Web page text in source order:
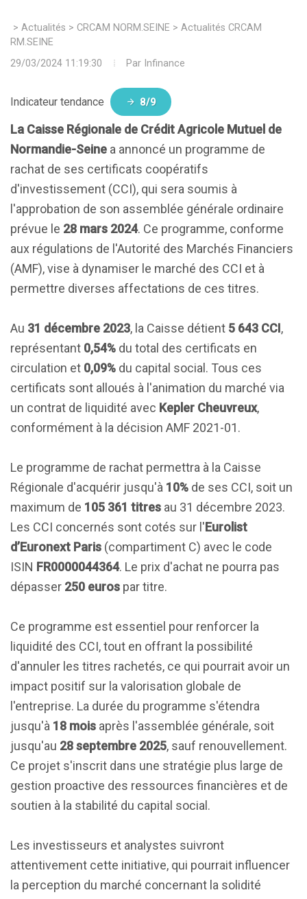
> Actualités > CRCAM NORM.SEINE > Actualités CRCAM
29/03/2024 11:19:30
Par Infinance
Indicateur tendance 8/9
La Caisse Régionale de Crédit Agricole Mutuel de
Normandie-Seine a annoncé un programme de
rachat de ses certificats coopératifs
d'investissement (CCI), qui sera soumis à
l'approbation de son assemblée générale ordinaire
prévue le 28 mars 2024. Ce programme, conforme
aux régulations de l'Autorité des Marchés Financiers
(AMF), vise à dynamiser le marché des CCI et à
permettre diverses affectations de ces titres.
Au 31 décembre 2023, la Caisse détient 5 643 CCI,
représentant 0,54% du total des certificats en
circulation et 0,09% du capital social. Tous ces
certificats sont alloués à l'animation du marché via
un contrat de liquidité avec Kepler Cheuvreux,
conformément à la décision AMF 2021-01.
Le programme de rachat permettra à la Caisse
Régionale d'acquérir jusqu'à 10% de ses CCI, soit un
maximum de 105 361 titres au 31 décembre 2023.
Les CCI concernés sont cotés sur l'Eurolist
d’Euronext Paris (compartiment C) avec le code
ISIN FR0000044364. Le prix d'achat ne pourra pas
dépasser 250 euros par titre.
Ce programme est essentiel pour renforcer la
liquidité des CCI, tout en offrant la possibilité
d'annuler les titres rachetés, ce qui pourrait avoir un
impact positif sur la valorisation globale de
l'entreprise. La durée du programme s'étendra
jusqu'à 18 mois après l'assemblée générale, soit
jusqu'au 28 septembre 2025, sauf renouvellement.
Ce projet s'inscrit dans une stratégie plus large de
gestion proactive des ressources financières et de
soutien à la stabilité du capital social.
Les investisseurs et analystes suivront
attentivement cette initiative, qui pourrait influencer
la perception du marché concernant la solidité